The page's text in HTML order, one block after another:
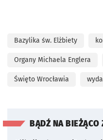
Bazylika św. Elżbiety
Organy Michaela Englera
Święto Wrocławia
BĄDŹ NA